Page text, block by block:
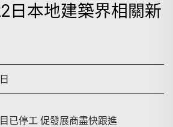
日本地建築界相關新
已停工 促發展商盡快跟進